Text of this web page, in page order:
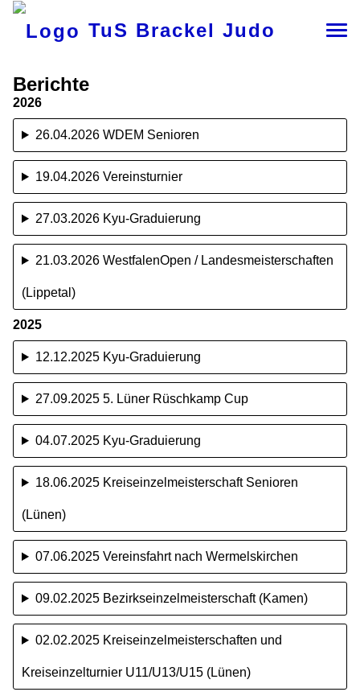
TuS Brackel Judo
Berichte
2026
26.04.2026 WDEM Senioren
19.04.2026 Vereinsturnier
27.03.2026 Kyu-Graduierung
21.03.2026 WestfalenOpen / Landesmeisterschaften
(Lippetal)
2025
12.12.2025 Kyu-Graduierung
27.09.2025 5. Lüner Rüschkamp Cup
04.07.2025 Kyu-Graduierung
18.06.2025 Kreiseinzelmeisterschaft Senioren
(Lünen)
07.06.2025 Vereinsfahrt nach Wermelskirchen
09.02.2025 Bezirkseinzelmeisterschaft (Kamen)
02.02.2025 Kreiseinzelmeisterschaften und
Kreiseinzelturnier U11/U13/U15 (Lünen)